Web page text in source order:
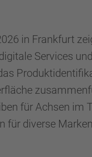
in Frankfurt
Services
für Achsen im
für diverse